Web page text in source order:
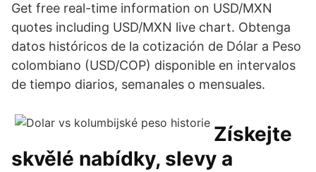
Get free real-time information on USD/MXN
quotes including USD/MXN live chart. Obtenga
datos históricos de la cotización de Dólar a Peso
colombiano (USD/COP) disponible en intervalos
de tiempo diarios, semanales o mensuales.
‎Získejte
skvělé nabídky, slevy a